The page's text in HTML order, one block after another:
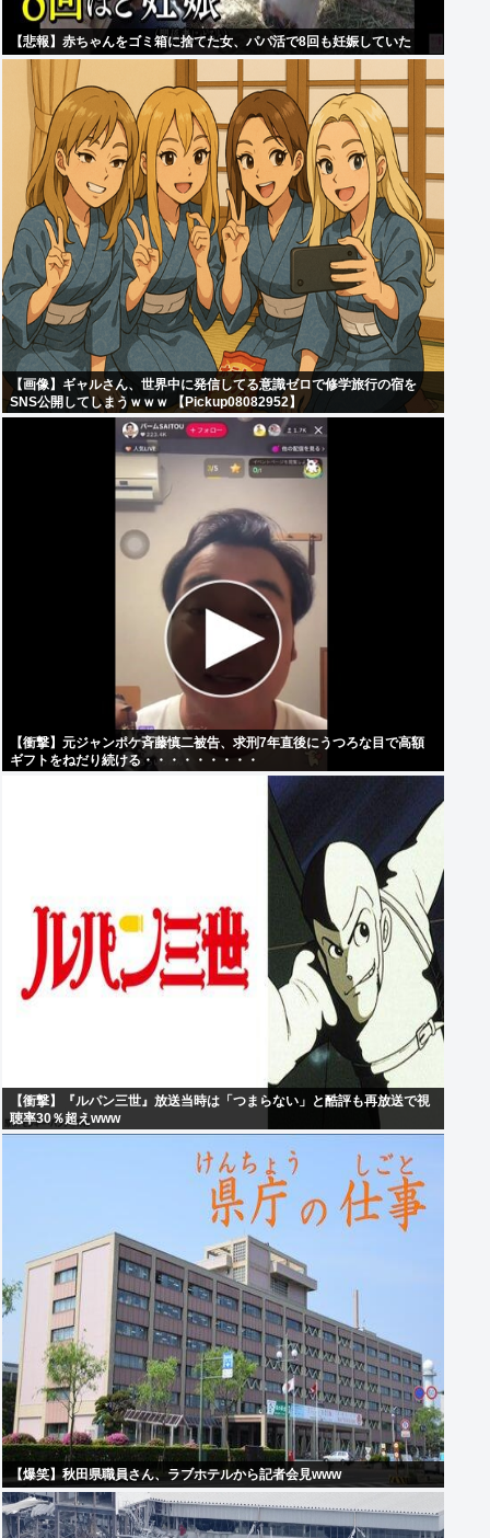
【悲報】赤ちゃんをゴミ箱に捨てた女、パパ活で8回も妊娠していた
【画像】ギャルさん、世界中に発信してる意識ゼロで修学旅行の宿を
SNS公開してしまうｗｗｗ 【Pickup08082952】
【衝撃】元ジャンポケ斉藤慎二被告、求刑7年直後にうつろな目で高額
ギフトをねだり続ける・・・・・・・・・
【衝撃】『ルパン三世』放送当時は「つまらない」と酷評も再放送で視
聴率30％超えwww
【爆笑】秋田県職員さん、ラブホテルから記者会見www